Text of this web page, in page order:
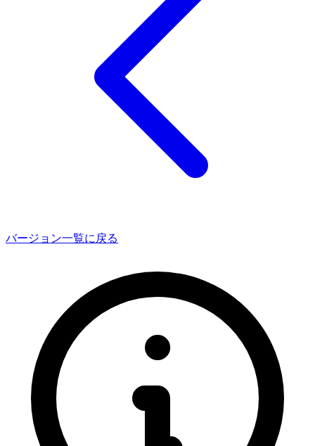
バージョン一覧に戻る